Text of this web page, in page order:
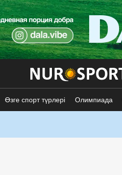
Өзге спорт түрлері Олимпиада